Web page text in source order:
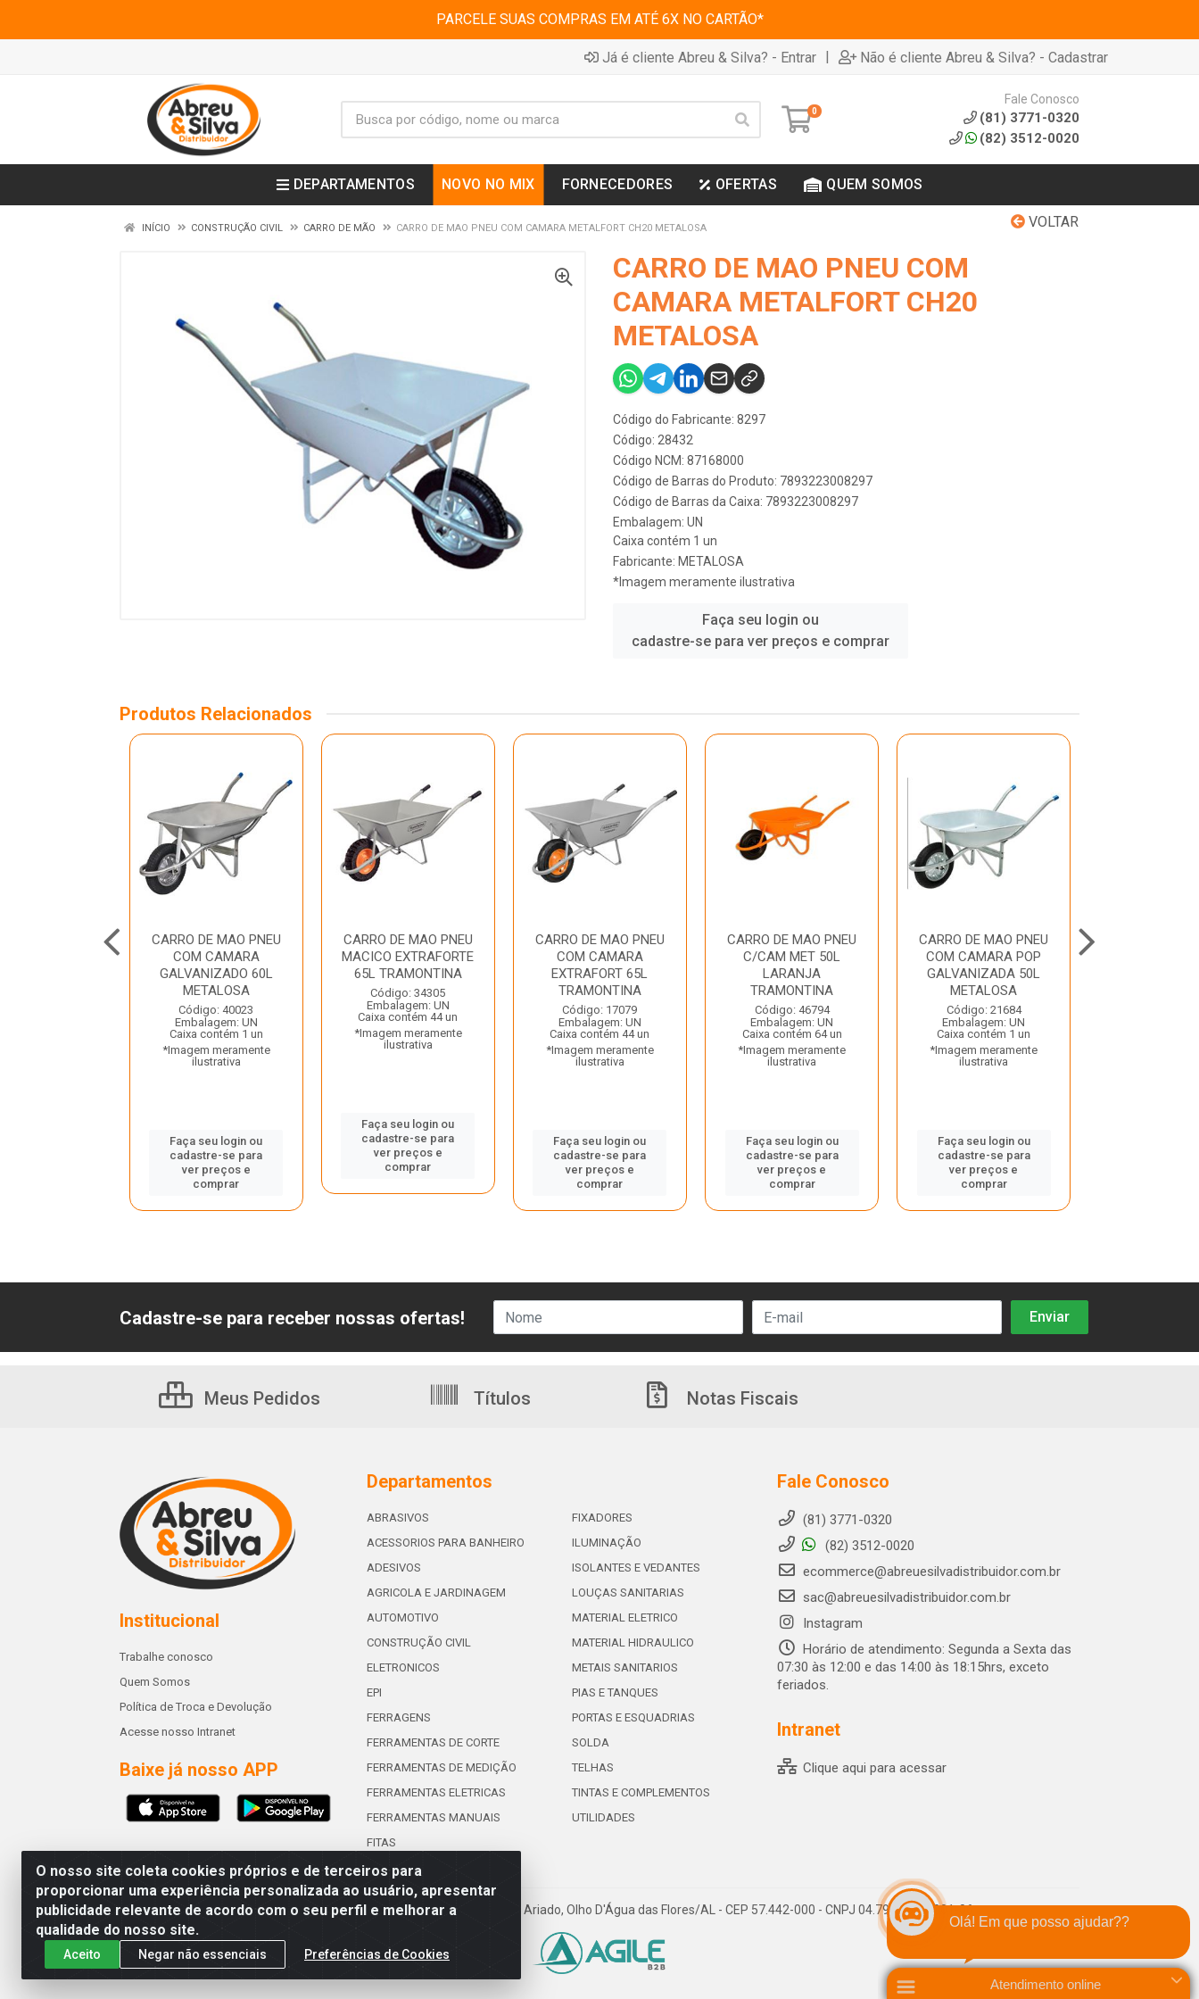
PARCELE SUAS COMPRAS EM ATÉ 6X NO CARTÃO*
Já é cliente Abreu & Silva? - Entrar | Não é cliente Abreu & Silva? - Cadastrar
0
Fale Conosco
(81) 3771-0320
(82) 3512-0020
DEPARTAMENTOS NOVO NO MIX FORNECEDORES OFERTAS QUEM SOMOS
VOLTAR
INÍCIO CONSTRUÇÃO CIVIL CARRO DE MÃO CARRO DE MAO PNEU COM CAMARA METALFORT CH20 METALOSA
CARRO DE MAO PNEU COM
CAMARA METALFORT CH20
METALOSA
Código do Fabricante: 8297
Código: 28432
Código NCM: 87168000
Código de Barras do Produto: 7893223008297
Código de Barras da Caixa: 7893223008297
Embalagem: UN
Caixa contém 1 un
Fabricante: METALOSA
*Imagem meramente ilustrativa
Faça seu login ou
cadastre-se para ver preços e comprar
Produtos Relacionados
CARRO DE MAO PNEU
COM CAMARA
GALVANIZADO 60L
METALOSA
Código: 40023
Embalagem: UN
Caixa contém 1 un
*Imagem meramente
ilustrativa
Faça seu login ou
cadastre-se para
ver preços e
comprar
CARRO DE MAO PNEU
MACICO EXTRAFORTE
65L TRAMONTINA
Código: 34305
Embalagem: UN
Caixa contém 44 un
*Imagem meramente
ilustrativa
Faça seu login ou
cadastre-se para
ver preços e
comprar
CARRO DE MAO PNEU
COM CAMARA
EXTRAFORT 65L
TRAMONTINA
Código: 17079
Embalagem: UN
Caixa contém 44 un
*Imagem meramente
ilustrativa
Faça seu login ou
cadastre-se para
ver preços e
comprar
CARRO DE MAO PNEU
C/CAM MET 50L
LARANJA
TRAMONTINA
Código: 46794
Embalagem: UN
Caixa contém 64 un
*Imagem meramente
ilustrativa
Faça seu login ou
cadastre-se para
ver preços e
comprar
CARRO DE MAO PNEU
COM CAMARA POP
GALVANIZADA 50L
METALOSA
Código: 21684
Embalagem: UN
Caixa contém 1 un
*Imagem meramente
ilustrativa
Faça seu login ou
cadastre-se para
ver preços e
comprar
O nosso site coleta cookies próprios e de terceiros para
proporcionar uma experiência personalizada ao usuário, apresentar
publicidade relevante de acordo com o seu perfil e melhorar a
qualidade do nosso site.
Aceito Negar não essenciais Preferências de Cookies
Cadastre-se para receber nossas ofertas!
Meus Pedidos Títulos Notas Fiscais
Institucional
Trabalhe conosco
Quem Somos
Política de Troca e Devolução
Acesse nosso Intranet
Baixe já nosso APP
Departamentos
ABRASIVOS
ACESSORIOS PARA BANHEIRO
ADESIVOS
AGRICOLA E JARDINAGEM
AUTOMOTIVO
CONSTRUÇÃO CIVIL
ELETRONICOS
EPI
FERRAGENS
FERRAMENTAS DE CORTE
FERRAMENTAS DE MEDIÇÃO
FERRAMENTAS ELETRICAS
FERRAMENTAS MANUAIS
FITAS
FIXADORES
ILUMINAÇÃO
ISOLANTES E VEDANTES
LOUÇAS SANITARIAS
MATERIAL ELETRICO
MATERIAL HIDRAULICO
METAIS SANITARIOS
PIAS E TANQUES
PORTAS E ESQUADRIAS
SOLDA
TELHAS
TINTAS E COMPLEMENTOS
UTILIDADES
Fale Conosco
(81) 3771-0320
(82) 3512-0020
ecommerce@abreuesilvadistribuidor.com.br
sac@abreuesilvadistribuidor.com.br
Instagram
Horário de atendimento: Segunda a Sexta das
07:30 às 12:00 e das 14:00 às 18:15hrs, exceto
feriados.
Intranet
Clique aqui para acessar
Abreu & Silva - Rua Padre Jose de Souza Leite, 265 - Ariado, Olho D'Água das Flores/AL - CEP 57.442-000 - CNPJ 04.790.656/0001-06